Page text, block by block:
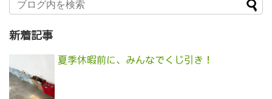
新着記事
夏季休暇前に、みんなでくじ引き！